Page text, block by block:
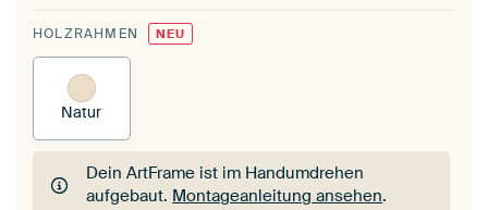
HOLZRAHMEN NEU
Natur
Dein ArtFrame ist im Handumdrehen
aufgebaut. Montageanleitung ansehen.